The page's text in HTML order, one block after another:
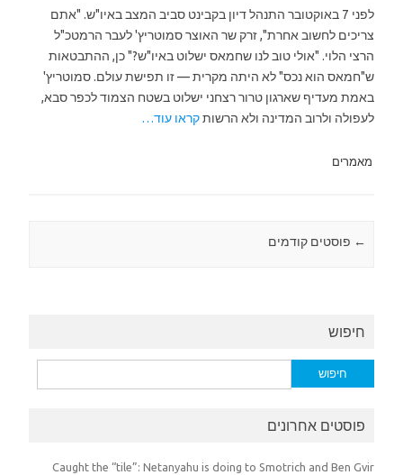
לפני 7 באוקטובר התנהל דיון בקבינט סביב המצב באיו"ש. "אתם
צריכים לחשוב אחרת", זרק שר האוצר סמוטריץ' לעבר הרמטכ"ל
הרצי הלוי. "אולי טוב לנו שחמאס ישלוט באיו"ש?" כן, ההתבטאות
ש"חמאס הוא נכס" לא היתה מקרית — זו תפישת עולם. סמוטריץ'
באמת מעדיף שארגון טרור רצחני ישלוט בשטח הצמוד לכפר סבא,
לעפולה ולרוב המדינה ולא הרשותקראו עוד…
מאמרים
Post navigation
← פוסטים קודמים
חיפוש
חיפוש:
פוסטים אחרונים
Caught the “tile”: Netanyahu is doing to Smotrich and Ben Gvir